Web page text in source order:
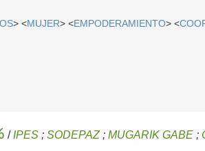
> <MUJER> <EMPODERAMIENTO> <
/ IPES ;SODEPAZ;MUGARIK GABE ;